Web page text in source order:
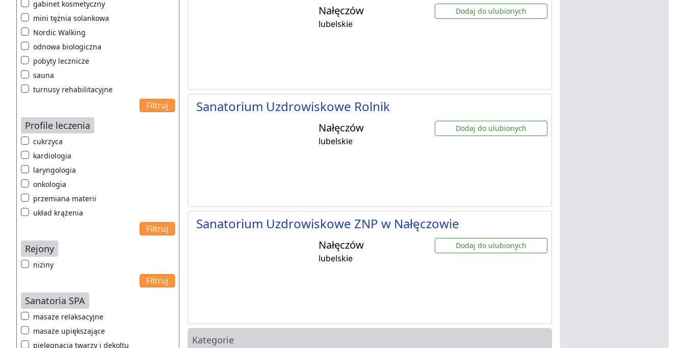
gabinet kosmetyczny
mini tężnia solankowa
Nordic Walking
odnowa biologiczna
pobyty lecznicze
sauna
turnusy rehabilitacyjne
Profile leczenia
cukrzyca
kardiologia
laryngologia
onkologia
przemiana materii
układ krążenia
Rejony
niziny
Sanatoria SPA
masaże relaksacyjne
masaże upiększające
pielęgnacja twarzy i dekoltu
Nałęczów
lubelskie
Dodaj do ulubionych
Sanatorium Uzdrowiskowe Rolnik
Nałęczów
lubelskie
Dodaj do ulubionych
Sanatorium Uzdrowiskowe ZNP w Nałęczowie
Nałęczów
lubelskie
Dodaj do ulubionych
Kategorie